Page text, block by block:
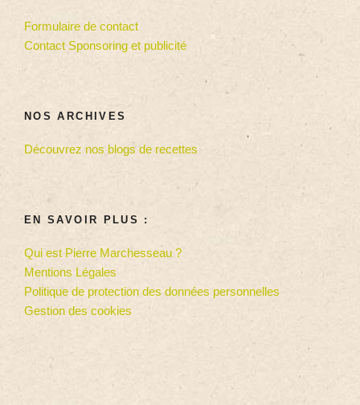
Formulaire de contact
Contact Sponsoring et publicité
NOS ARCHIVES
Découvrez nos blogs de recettes
EN SAVOIR PLUS :
Qui est Pierre Marchesseau ?
Mentions Légales
Politique de protection des données personnelles
Gestion des cookies